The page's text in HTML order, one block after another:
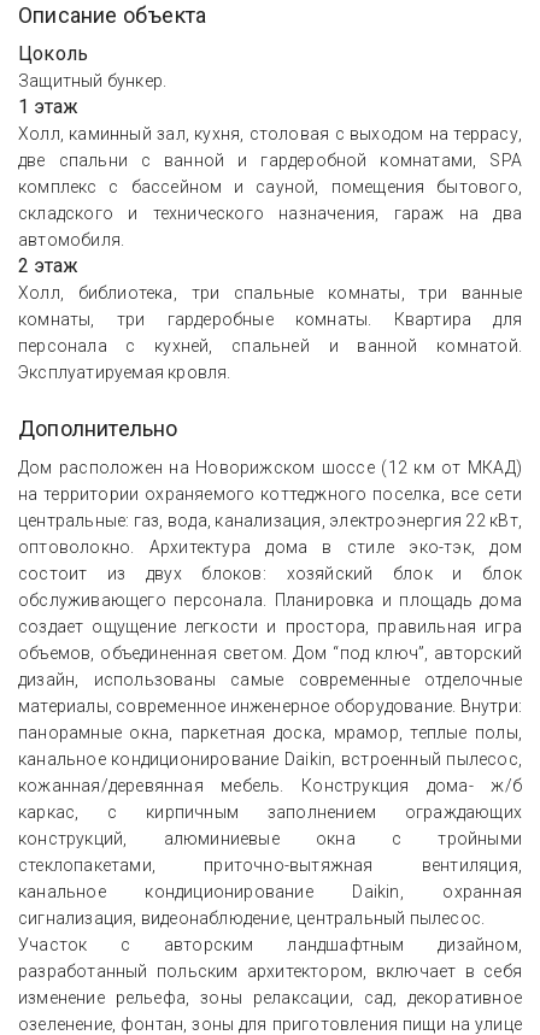
Описание объекта
Цоколь
Защитный бункер.
1 этаж
Холл, каминный зал, кухня, столовая с выходом на террасу,
две спальни с ванной и гардеробной комнатами, SPA
комплекс с бассейном и сауной, помещения бытового,
складского и технического назначения, гараж на два
автомобиля.
2 этаж
Холл, библиотека, три спальные комнаты, три ванные
комнаты, три гардеробные комнаты. Квартира для
персонала с кухней, спальней и ванной комнатой.
Эксплуатируемая кровля.
Дополнительно
Дом расположен на Новорижском шоссе (12 км от МКАД)
на территории охраняемого коттеджного поселка, все сети
центральные: газ, вода, канализация, электроэнергия 22 кВт,
оптоволокно. Архитектура дома в стиле эко-тэк, дом
состоит из двух блоков: хозяйский блок и блок
обслуживающего персонала. Планировка и площадь дома
создает ощущение легкости и простора, правильная игра
объемов, объединенная светом. Дом “под ключ”, авторский
дизайн, использованы самые современные отделочные
материалы, современное инженерное оборудование. Внутри:
панорамные окна, паркетная доска, мрамор, теплые полы,
канальное кондиционирование Daikin, встроенный пылесос,
кожанная/деревянная мебель. Конструкция дома- ж/б
каркас, с кирпичным заполнением ограждающих
конструкций, алюминиевые окна с тройными
стеклопакетами, приточно-вытяжная вентиляция,
канальное кондиционирование Daikin, охранная
сигнализация, видеонаблюдение, центральный пылесос.
Участок с авторским ландшафтным дизайном,
разработанный польским архитектором, включает в себя
изменение рельефа, зоны релаксации, сад, декоративное
озеленение, фонтан, зоны для приготовления пищи на улице